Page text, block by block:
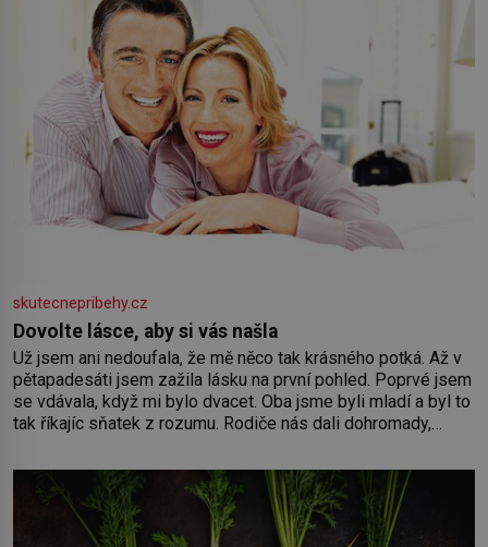
skutecnepribehy.cz
Dovolte lásce, aby si vás našla
Už jsem ani nedoufala, že mě něco tak krásného potká. Až v
pětapadesáti jsem zažila lásku na první pohled. Poprvé jsem
se vdávala, když mi bylo dvacet. Oba jsme byli mladí a byl to
tak říkajíc sňatek z rozumu. Rodiče nás dali dohromady,
oběma moc nesvědčilo, brzy jsme zjistili, že